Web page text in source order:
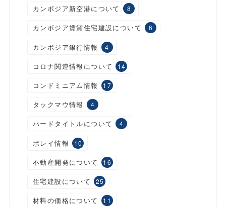
カンボジア新空港について 8
カンボジア賃貸住宅建設について 6
カンボジア銀行情報 4
コロナ関連情報について 14
コンドミニアム情報 17
タックマウ情報 4
ハードタイトルについて 4
ボレイ情報 10
不動産開発について 16
住宅建設について 25
材料の価格について 11